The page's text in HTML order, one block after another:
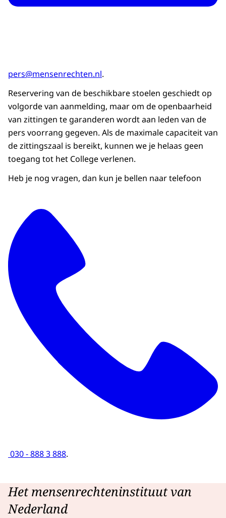
pers@mensenrechten.nl.
Reservering van de beschikbare stoelen geschiedt op
volgorde van aanmelding, maar om de openbaarheid
van zittingen te garanderen wordt aan leden van de
pers voorrang gegeven. Als de maximale capaciteit van
de zittingszaal is bereikt, kunnen we je helaas geen
toegang tot het College verlenen.
Heb je nog vragen, dan kun je bellen naar telefoon
030 - 888 3 888.
Het mensenrechteninstituut van
Nederland